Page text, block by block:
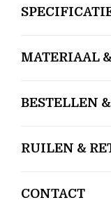
MATERIAAL
BESTELLEN
RUILEN &
CONTACT